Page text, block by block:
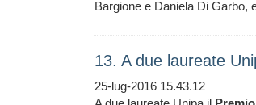
Bargione e Daniela Di Garbo,
13. A due laureate
25-lug-2016 15.43.12